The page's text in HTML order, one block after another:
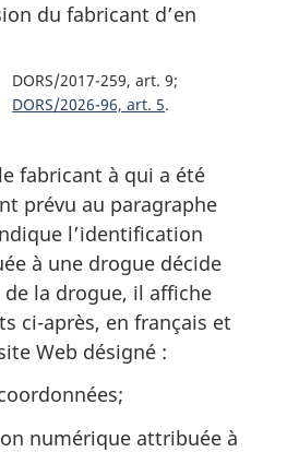
du fabricant d’en
DORS/2017-259, art. 9
DORS/2026-96, art. 5
fabricant à qui a été
prévu au paragraphe
l’identification
à une drogue décide
de la drogue, il affiche
ci-après, en français et
Web désigné :
numérique attribuée à